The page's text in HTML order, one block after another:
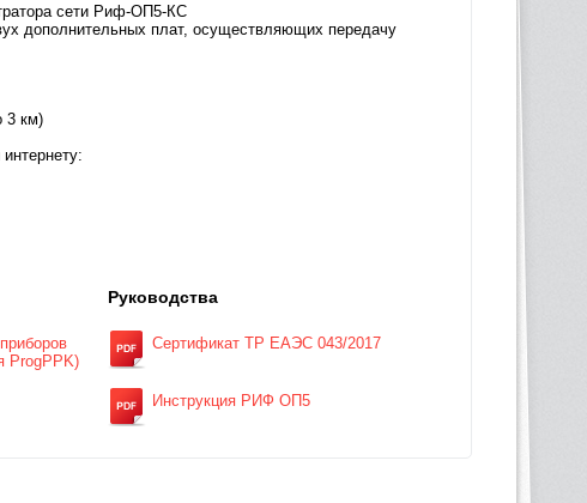
сети Риф-ОП5-КС
дополнительных плат, осуществляющих передачу
3 км)
Руководства
ProgPPK)
Сертификат ТР ЕАЭС 043/2017
Инструкция РИФ ОП5